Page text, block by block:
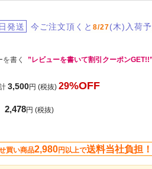
発送 今ご注文頂くと 8/27(木)入荷予
書く ”レビューを書いて割引クーポン
3,500円 (税抜) 29%OFF
2,478円 (税抜)
買い商品2,980円以上で送料当社負担！